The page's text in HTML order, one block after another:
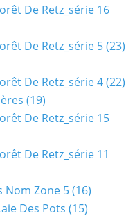
De Retz_série 16
De Retz_série 5(23)
De Retz_série 4(22)
(19)
De Retz_série 15
De Retz_série 11
Nom Zone 5(16)
Des Pots (15)